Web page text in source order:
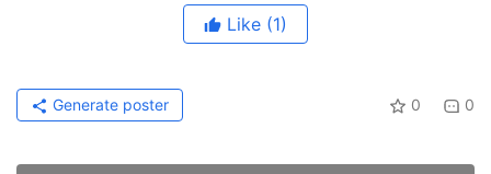
Like (1)
0 0
Generate poster